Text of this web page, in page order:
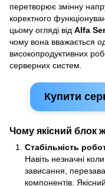
перетворює змінну
коректного
цьому огляді від Alfa
чому вона вважається
високопродуктивних
серверних систем.
Купити
Чому якісний блок
Стабільність
Навіть незначні
зависання,
компонентів.